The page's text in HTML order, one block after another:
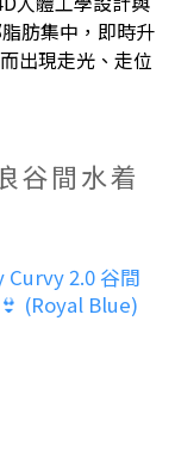
肪集中，即時升
而出現走光、走位
間水着